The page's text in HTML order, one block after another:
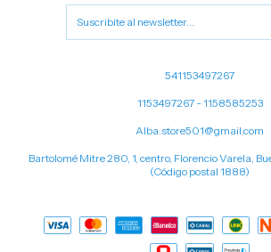
541153497267
1153497267 - 1158585253
Alba.store501@gmail.com
Bartolomé Mitre 280, 1, centro, Florencio Varela,
(Código postal 1888)